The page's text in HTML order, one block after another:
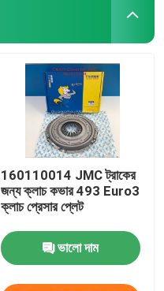
160110014 JMC ট্রাকের
জন্য ক্লাচ কভার 493 Euro3
ক্লাচ প্রেসার প্লেট
ভালো দাম